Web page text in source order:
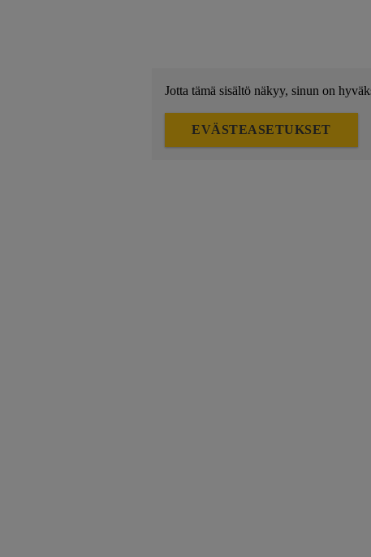
Jotta tämä sisältö näkyy, sinun on
EVÄSTEASETUKSET